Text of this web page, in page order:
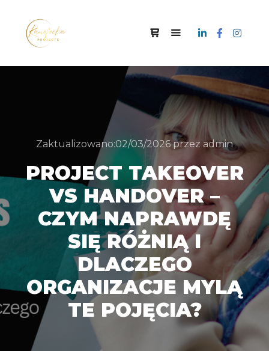
Zaktualizowano:02/03/2026przezadmin
PROJECT TAKEOVER
VS HANDOVER –
CZYM NAPRAWDĘ
SIĘ RÓŻNIĄ I
DLACZEGO
ORGANIZACJE MYLĄ
TE POJĘCIA?